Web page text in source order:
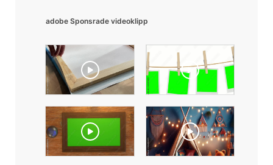
adobe Sponsrade videoklipp